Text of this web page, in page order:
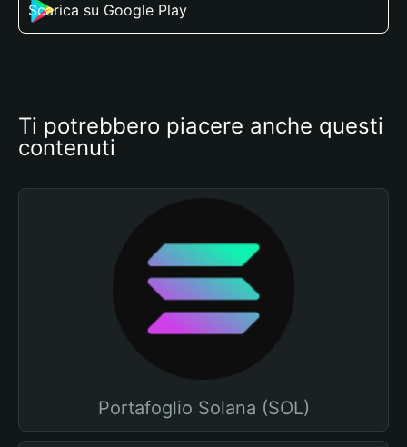
Scarica su Google Play
Ti potrebbero piacere anche questi
contenuti
Portafoglio Solana (SOL)